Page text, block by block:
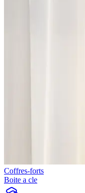
Coffres-forts
Boite a cle